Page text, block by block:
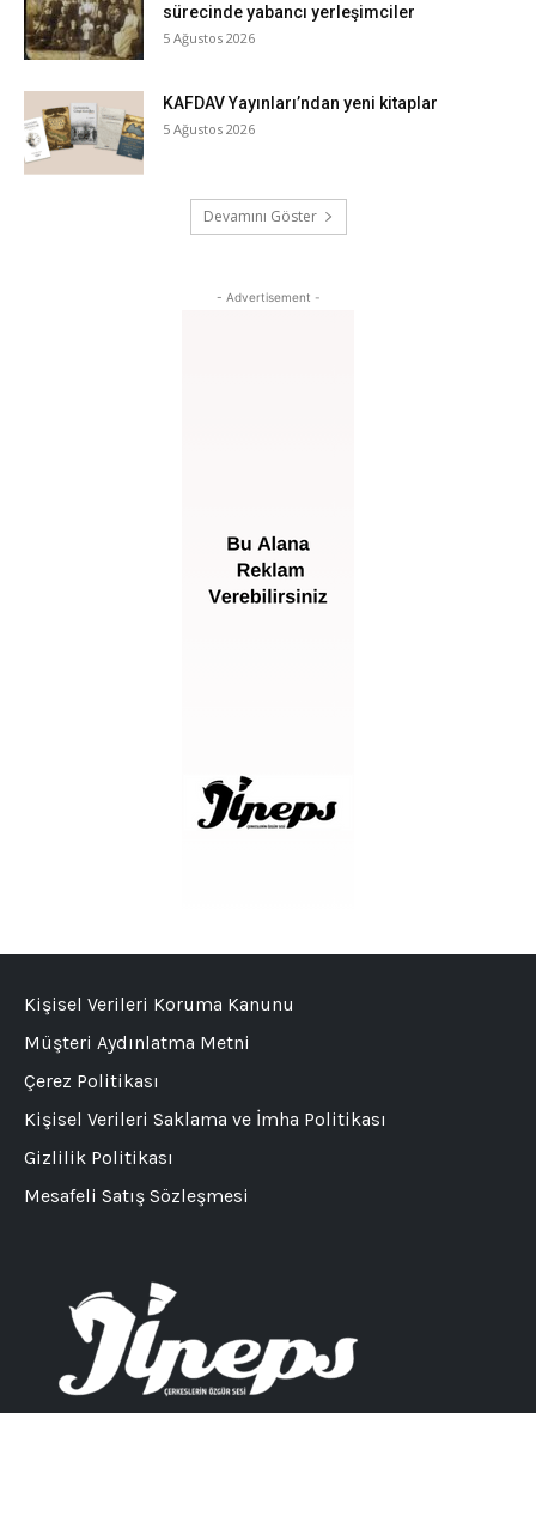
sürecinde yabancı yerleşimciler
5 Ağustos 2026
KAFDAV Yayınları’ndan yeni kitaplar
5 Ağustos 2026
Devamını Göster
- Advertisement -
Kişisel Verileri Koruma Kanunu
Müşteri Aydınlatma Metni
Çerez Politikası
Kişisel Verileri Saklama ve İmha Politikası
Gizlilik Politikası
Mesafeli Satış Sözleşmesi